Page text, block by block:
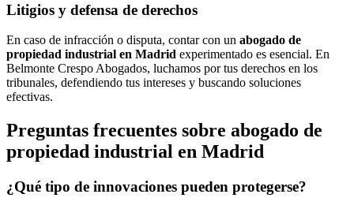
Litigios y defensa de derechos
En caso de infracción o disputa, contar con un abogado de
propiedad industrial en Madrid experimentado es esencial. En
Belmonte Crespo Abogados, luchamos por tus derechos en los
tribunales, defendiendo tus intereses y buscando soluciones
efectivas.
Preguntas frecuentes sobre abogado de
propiedad industrial en Madrid
¿Qué tipo de innovaciones pueden protegerse?